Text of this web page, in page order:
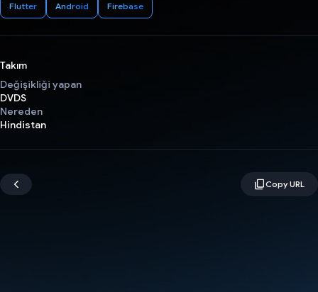
Flutter Android Firebase
Takım
Değişikliği yapan
DVDS
Nereden
Hindistan